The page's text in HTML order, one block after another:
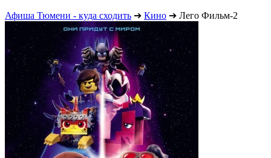
Афиша Тюмени - куда сходить ➔ Кино ➔ Лего Фильм-2